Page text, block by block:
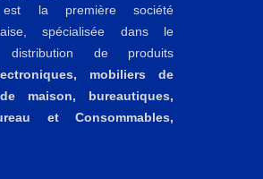
est la première société
spécialisée dans le
de produits
mobiliers de
maison, bureautiques,
et Consommables,